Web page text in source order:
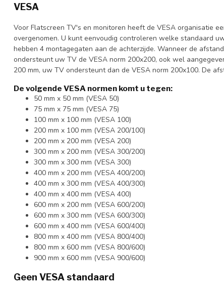
VESA
Voor Flatscreen TV's en monitoren heeft de VESA organisatie
overgenomen. U kunt eenvoudig controleren welke standaard
hebben 4 montagegaten aan de achterzijde. Wanneer de
ondersteunt uw TV de VESA norm 200x200, ook wel
200 mm, uw TV ondersteunt dan de VESA norm 200x100. De
De volgende VESA normen komt u tegen:
50 mm x 50 mm (VESA 50)
75 mm x 75 mm (VESA 75)
100 mm x 100 mm (VESA 100)
200 mm x 100 mm (VESA 200/100)
200 mm x 200 mm (VESA 200)
300 mm x 200 mm (VESA 300/200)
300 mm x 300 mm (VESA 300)
400 mm x 200 mm (VESA 400/200)
400 mm x 300 mm (VESA 400/300)
400 mm x 400 mm (VESA 400)
600 mm x 200 mm (VESA 600/200)
600 mm x 300 mm (VESA 600/300)
600 mm x 400 mm (VESA 600/400)
800 mm x 400 mm (VESA 800/400)
800 mm x 600 mm (VESA 800/600)
900 mm x 600 mm (VESA 900/600)
Geen VESA standaard